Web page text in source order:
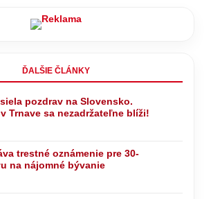
ĎALŠIE ČLÁNKY
pozdrav na Slovensko.
Trnave sa nezadržateľne blíži!
trestné oznámenie pre 30-
na nájomné bývanie